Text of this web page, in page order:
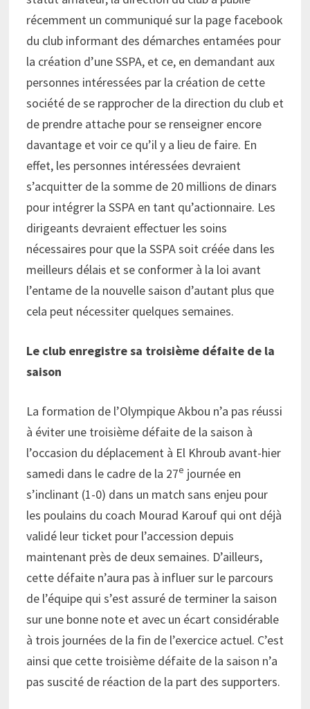
récemment un communiqué sur la page facebook
du club informant des démarches entamées pour
la création d’une SSPA, et ce, en demandant aux
personnes intéressées par la création de cette
société de se rapprocher de la direction du club et
de prendre attache pour se renseigner encore
davantage et voir ce qu’il y a lieu de faire. En
effet, les personnes intéressées devraient
s’acquitter de la somme de 20 millions de dinars
pour intégrer la SSPA en tant qu’actionnaire. Les
dirigeants devraient effectuer les soins
nécessaires pour que la SSPA soit créée dans les
meilleurs délais et se conformer à la loi avant
l’entame de la nouvelle saison d’autant plus que
cela peut nécessiter quelques semaines.
Le club enregistre sa troisième défaite de la
saison
La formation de l’Olympique Akbou n’a pas réussi
à éviter une troisième défaite de la saison à
l’occasion du déplacement à El Khroub avant-hier
samedi dans le cadre de la 27e journée en
s’inclinant (1-0) dans un match sans enjeu pour
les poulains du coach Mourad Karouf qui ont déjà
validé leur ticket pour l’accession depuis
maintenant près de deux semaines. D’ailleurs,
cette défaite n’aura pas à influer sur le parcours
de l’équipe qui s’est assuré de terminer la saison
sur une bonne note et avec un écart considérable
à trois journées de la fin de l’exercice actuel. C’est
ainsi que cette troisième défaite de la saison n’a
pas suscité de réaction de la part des supporters.